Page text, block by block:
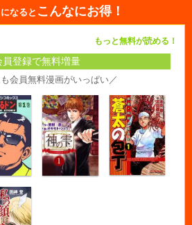
になると こんなにお得！
もっと無料が読める！
員登録で無料増量
会員無料漫画がいっぱい／